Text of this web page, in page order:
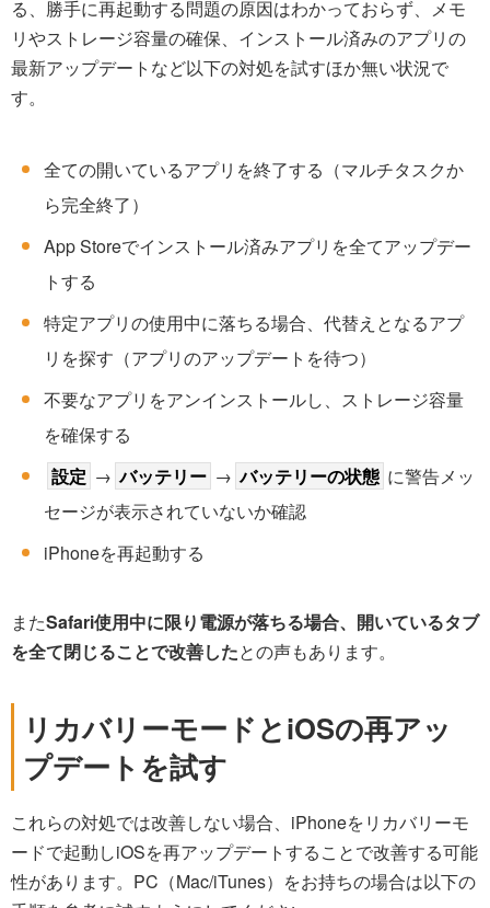
る、勝手に再起動する問題の原因はわかっておらず、メモ
リやストレージ容量の確保、インストール済みのアプリの
最新アップデートなど以下の対処を試すほか無い状況で
す。
全ての開いているアプリを終了する（マルチタスクか
ら完全終了）
App Storeでインストール済みアプリを全てアップデー
トする
特定アプリの使用中に落ちる場合、代替えとなるアプ
リを探す（アプリのアップデートを待つ）
不要なアプリをアンインストールし、ストレージ容量
を確保する
設定 → バッテリー → バッテリーの状態 に警告メッ
セージが表示されていないか確認
iPhoneを再起動する
またSafari使用中に限り電源が落ちる場合、開いているタブ
を全て閉じることで改善したとの声もあります。
リカバリーモードとiOSの再アッ
プデートを試す
これらの対処では改善しない場合、iPhoneをリカバリーモ
ードで起動しiOSを再アップデートすることで改善する可能
性があります。PC（Mac/iTunes）をお持ちの場合は以下の